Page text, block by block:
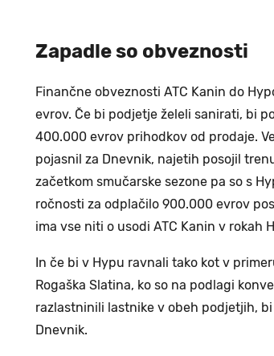
Zapadle so obveznosti
Finančne obveznosti ATC Kanin do
evrov. Če bi podjetje želeli sanirati, bi
400.000 evrov prihodkov od prodaje.
pojasnil za Dnevnik, najetih posojil
začetkom smučarske sezone pa so s
ročnosti za odplačilo 900.000 evrov
ima vse niti o usodi ATC Kanin v rokah
In če bi v Hypu ravnali tako kot v
Rogaška Slatina, ko so na podlagi
razlastninili lastnike v obeh podjetjih,
Dnevnik.